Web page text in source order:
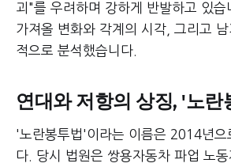
괴"를 우려하며 강하게 반발하고 있습
가져올 변화와 각계의 시각, 그리고
적으로 분석했습니다.
연대와 저항의 상징, '노란
'노란봉투법'이라는 이름은 2014년으
다. 당시 법원은 쌍용자동차 파업 노